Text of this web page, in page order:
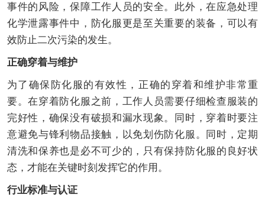
事件的风险，保障工作人员的安全。此外，在应急处理
化学泄露事件中，防化服更是至关重要的装备，可以有
效防止二次污染的发生。
正确穿着与维护
为了确保防化服的有效性，正确的穿着和维护非常重
要。在穿着防化服之前，工作人员需要仔细检查服装的
完好性，确保没有破损和漏水现象。同时，穿着时要注
意避免与锋利物品接触，以免划伤防化服。同时，定期
清洗和保养也是必不可少的，只有保持防化服的良好状
态，才能在关键时刻发挥它的作用。
行业标准与认证